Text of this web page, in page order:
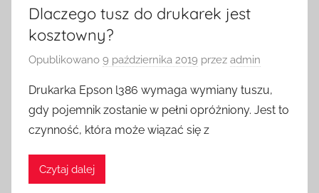
Dlaczego tusz do drukarek jest
kosztowny?
Opublikowano 9 października 2019 przez admin
Drukarka Epson l386 wymaga wymiany tuszu,
gdy pojemnik zostanie w pełni opróżniony. Jest to
czynność, która może wiązać się z
Czytaj dalej